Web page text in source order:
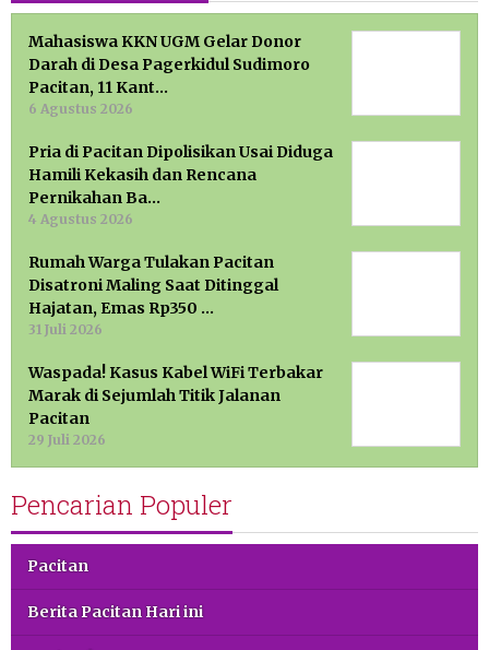
Mahasiswa KKN UGM Gelar Donor
Darah di Desa Pagerkidul Sudimoro
Pacitan, 11 Kant…
6 Agustus 2026
Pria di Pacitan Dipolisikan Usai Diduga
Hamili Kekasih dan Rencana
Pernikahan Ba…
4 Agustus 2026
Rumah Warga Tulakan Pacitan
Disatroni Maling Saat Ditinggal
Hajatan, Emas Rp350 …
31 Juli 2026
Waspada! Kasus Kabel WiFi Terbakar
Marak di Sejumlah Titik Jalanan
Pacitan
29 Juli 2026
Pencarian Populer
Pacitan
Berita Pacitan Hari ini